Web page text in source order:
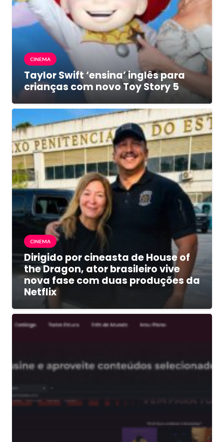
CINEMA
Taylor Swift ‘ensina’ inglês para
crianças com novo Toy Story 5
CINEMA
Dirigido por cineasta de House of
the Dragon, ator brasileiro vive
nova fase com duas produções da
Netflix